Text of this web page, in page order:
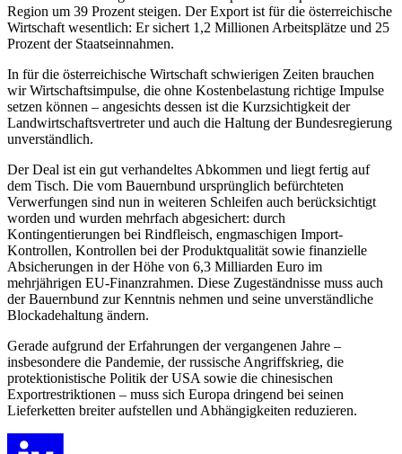
Region um 39 Prozent steigen. Der Export ist für die österreichische
Wirtschaft wesentlich: Er sichert 1,2 Millionen Arbeitsplätze und 25
Prozent der Staatseinnahmen.
In für die österreichische Wirtschaft schwierigen Zeiten brauchen
wir Wirtschaftsimpulse, die ohne Kostenbelastung richtige Impulse
setzen können – angesichts dessen ist die Kurzsichtigkeit der
Landwirtschaftsvertreter und auch die Haltung der Bundesregierung
unverständlich.
Der Deal ist ein gut verhandeltes Abkommen und liegt fertig auf
dem Tisch. Die vom Bauernbund ursprünglich befürchteten
Verwerfungen sind nun in weiteren Schleifen auch berücksichtigt
worden und wurden mehrfach abgesichert: durch
Kontingentierungen bei Rindfleisch, engmaschigen Import-
Kontrollen, Kontrollen bei der Produktqualität sowie finanzielle
Absicherungen in der Höhe von 6,3 Milliarden Euro im
mehrjährigen EU-Finanzrahmen. Diese Zugeständnisse muss auch
der Bauernbund zur Kenntnis nehmen und seine unverständliche
Blockadehaltung ändern.
Gerade aufgrund der Erfahrungen der vergangenen Jahre –
insbesondere die Pandemie, der russische Angriffskrieg, die
protektionistische Politik der USA sowie die chinesischen
Exportrestriktionen – muss sich Europa dringend bei seinen
Lieferketten breiter aufstellen und Abhängigkeiten reduzieren.